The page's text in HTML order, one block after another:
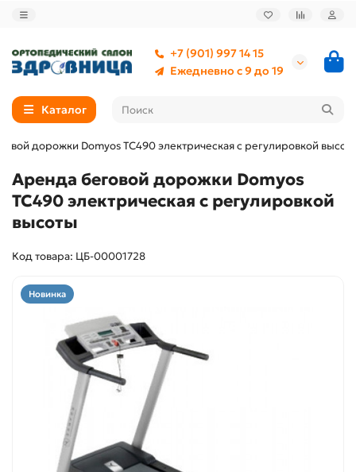
+7 (901) 997 14 15
Ежедневно с 9 до 19
Каталог
дорожки Domyos TC490 электрическая с регулировкой
Аренда беговой дорожки Domyos
TC490 электрическая с регулировкой
высоты
Код товара: ЦБ-00001728
Новинка